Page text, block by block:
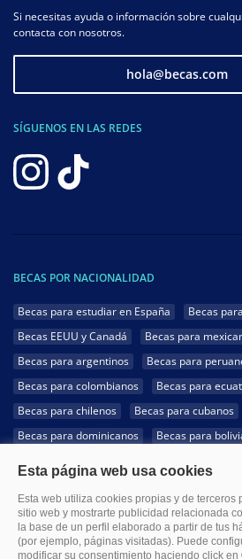
Si necesitas ayuda o información sobre
contacta con nosotros.
hola@becas.com
SÍGUENOS EN LAS REDES
BECAS POR NACIONALIDAD
Becas para estudiar en España
Becas
Becas EEUU y Canadá
Becas para
Becas para argentinos
Becas para
Becas para colombianos
Becas para
Becas para chilenos
Becas para cubanos
Becas para dominicanos
Becas para
Becas para hondureños
Becas para
Becas para uruguayos
Becas para